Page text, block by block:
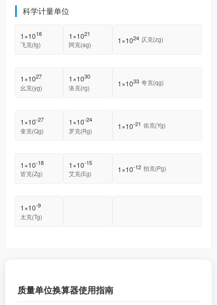
科学计量单位
1×1018
飞克(fg)
1×1021
阿克(ag) 1×1024 仄克(zg)
1×1027
幺克(yg)
1×1030
洛克(rg) 1×1033 夸克(qg)
1×10-27
奎克(Qg)
1×10-24
罗克(Rg) 1×10-21 佑克(Yg)
1×10-18
皆克(Zg)
1×10-15
艾克(Eg) 1×10-12 拍克(Pg)
1×10-9
太克(Tg)
质量单位换算器使用指南